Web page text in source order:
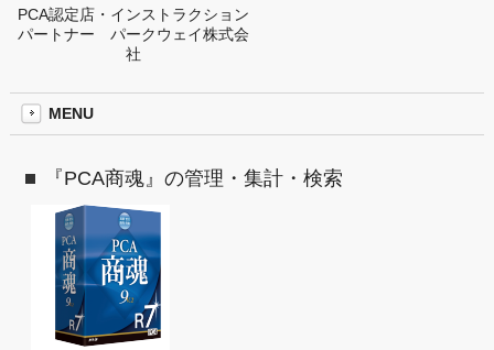
PCA認定店・インストラクション
パートナー パークウェイ株式会
社
MENU
『PCA商魂』の管理・集計・検索